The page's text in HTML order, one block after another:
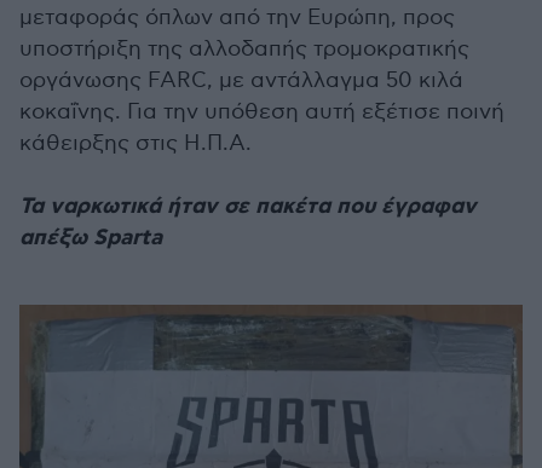
μεταφοράς όπλων από την Ευρώπη, προς
υποστήριξη της αλλοδαπής τρομοκρατικής
οργάνωσης FARC, με αντάλλαγμα 50 κιλά
κοκαΐνης. Για την υπόθεση αυτή εξέτισε ποινή
κάθειρξης στις Η.Π.Α.
Τα ναρκωτικά ήταν σε πακέτα που έγραφαν
απέξω Sparta